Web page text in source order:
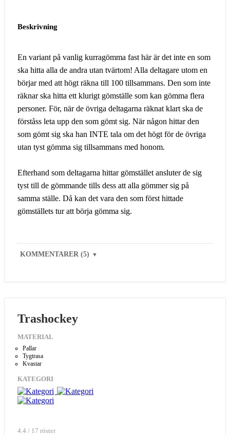
Beskrivning
En variant på vanlig kurragömma fast här är det inte en som
ska hitta alla de andra utan tvärtom! Alla deltagare utom en
börjar med att högt räkna till 100 tillsammans. Den som inte
räknar ska hitta ett klurigt gömställe som kan gömma flera
personer. För, när de övriga deltagarna räknat klart ska de
förståss leta upp den som gömt sig. När någon hittar den
som gömt sig ska han INTE tala om det högt för de övriga
utan tyst gömma sig tillsammans med honom.
Efterhand som deltagarna hittar gömstället ansluter de sig
tyst till de gömmande tills dess att alla gömmer sig på
samma ställe. Då kan det vara den som först hittade
gömställets tur att börja gömma sig.
KOMMENTARER (5) ▼
Trashockey
MATERIAL
Pallar
Tygtrasa
Kvastar
KATEGORI
4.4 / 17 röster